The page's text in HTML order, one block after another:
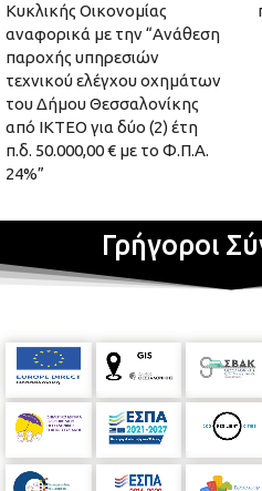
Κυκλικής Οικονομίας
αναφορικά με την “Ανάθεση
παροχής υπηρεσιών
τεχνικού ελέγχου οχημάτων
του Δήμου Θεσσαλονίκης
από ΙΚΤΕΟ για δύο (2) έτη
π.δ. 50.000,00 € με το Φ.Π.Α.
24%”
Γρήγοροι